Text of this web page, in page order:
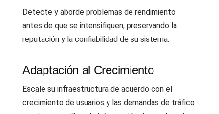
Detecte y aborde problemas de rendimiento
antes de que se intensifiquen, preservando la
reputación y la confiabilidad de su sistema.
Adaptación al Crecimiento
Escale su infraestructura de acuerdo con el
crecimiento de usuarios y las demandas de tráfico